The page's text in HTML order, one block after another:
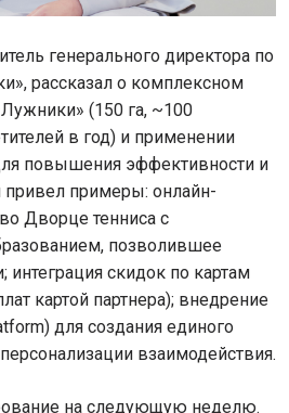
генерального директора по
рассказал о комплексном
(150 га, ~100
в год) и применении
повышения эффективности и
привел примеры: онлайн-
Дворце тенниса с
позволившее
интеграция скидок по картам
картой партнера); внедрение
для создания единого
взаимодействия.
на следующую неделю.